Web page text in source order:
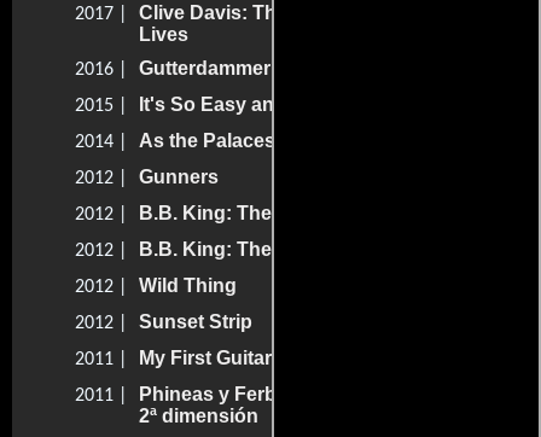
2017 |
Clive Davis: The Soundtrack of Our
Lives
2016 | Gutterdammerung
2015 | It's So Easy and Other Lies
2014 | As the Palaces Burn
2012 | Gunners
2012 | B.B. King: The Life of Riley
2012 | B.B. King: The Life of Riley
2012 | Wild Thing
2012 | Sunset Strip
2011 | My First Guitar
2011 |
Phineas y Ferb la película: A través de la
2ª dimensión